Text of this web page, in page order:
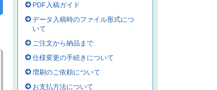
PDF入稿ガイド
データ入稿時のファイル形式につ
いて
ご注文から納品まで
仕様変更の手続きについて
増刷のご依頼について
お支払方法について